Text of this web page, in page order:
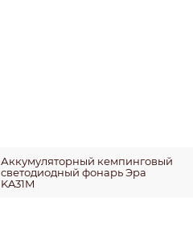
Аккумуляторный кемпинговый
светодиодный фонарь Эра
KA31M